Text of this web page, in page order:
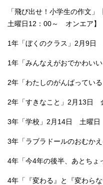
「飛び出せ！小学生の作文
土曜日12：00～ オンエア】
1年「ぼくのクラス」2月9日
1年「みんなえがおでかわい
2年「わたしのがんばってい
2年「すきなこと」2月13日
3年「学校」2月14日 土曜日
3年「ラブラドールのおむか
4年「今4年の後半、あとち
4年「『変わる』と『変わら